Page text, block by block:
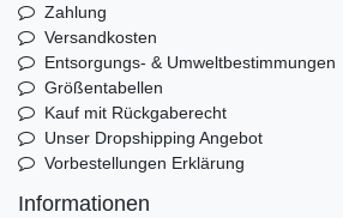
Zahlung
Versandkosten
Entsorgungs- & Umweltbestimmungen
Größentabellen
Kauf mit Rückgaberecht
Unser Dropshipping Angebot
Vorbestellungen Erklärung
Informationen